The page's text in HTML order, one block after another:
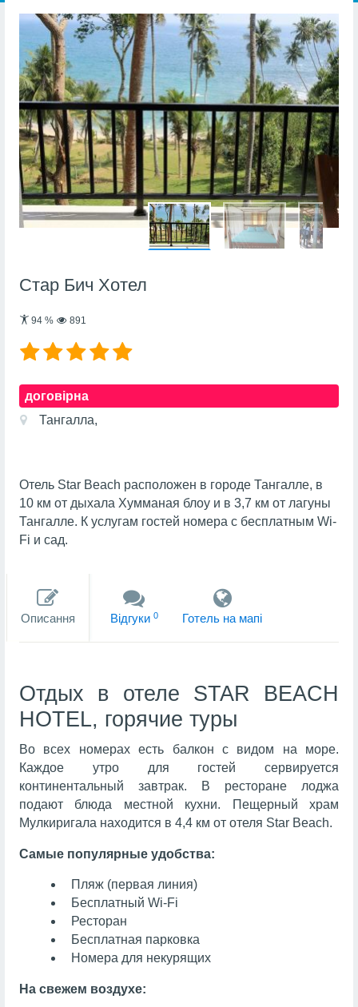
Стар Бич Хотел
94% 891
договірна
Тангалла,
Отель Star Beach расположен в городе Тангалле, в
10 км от дыхала Хумманая блоу и в 3,7 км от лагуны
Тангалле. К услугам гостей номера с бесплатным Wi-
Fi и сад.
Описання Вiдгуки 0 Готель на мапi
Отдых в отеле STAR BEACH
HOTEL, горячие туры
Во всех номерах есть балкон с видом на море.
Каждое утро для гостей сервируется
континентальный завтрак. В ресторане лоджа
подают блюда местной кухни. Пещерный храм
Мулкиригала находится в 4,4 км от отеля Star Beach.
Самые популярные удобства:
Пляж (первая линия)
Бесплатный Wi-Fi
Ресторан
Бесплатная парковка
Номера для некурящих
На свежем воздухе: